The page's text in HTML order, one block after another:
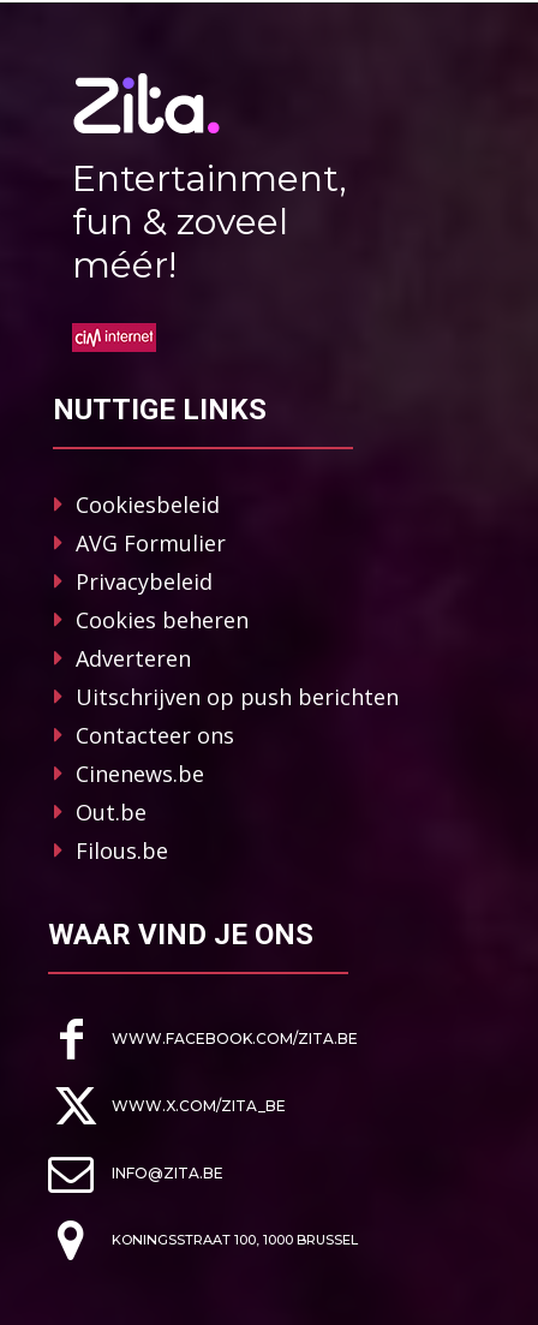
Entertainment,
fun & zoveel
méér!
NUTTIGE LINKS
Cookiesbeleid
AVG Formulier
Privacybeleid
Cookies beheren
Adverteren
Uitschrijven op push berichten
Contacteer ons
Cinenews.be
Out.be
Filous.be
WAAR VIND JE ONS
WWW.FACEBOOK.COM/ZITA.BE
WWW.X.COM/ZITA_BE
INFO@ZITA.BE
KONINGSSTRAAT 100, 1000 BRUSSEL